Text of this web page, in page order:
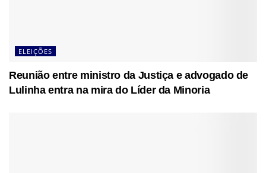
ELEIÇÕES
Reunião entre ministro da Justiça e advogado de
Lulinha entra na mira do Líder da Minoria